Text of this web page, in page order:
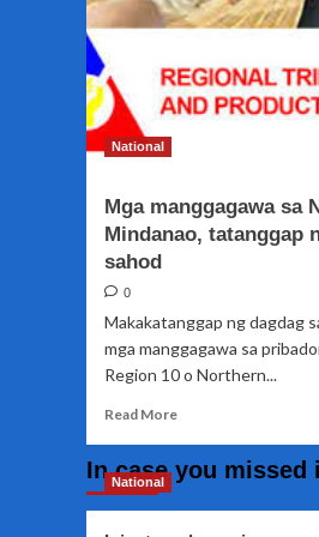
National
Mga manggagawa sa
Mindanao, tatanggap
sahod
0
Makakatanggap ng dagdag
mga manggagawa sa
Region 10 o Northern...
Read MoreRead
Mga
In case you missed
National